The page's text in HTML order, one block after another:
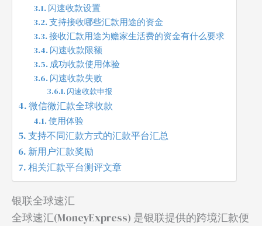
闪速收款设置
支持接收哪些汇款用途的资金
接收汇款用途为赡家生活费的资金有什么要求
闪速收款限额
成功收款使用体验
闪速收款失败
闪速收款申报
微信微汇款全球收款
使用体验
支持不同汇款方式的汇款平台汇总
新用户汇款奖励
相关汇款平台测评文章
银联全球速汇
全球速汇(MoneyExpress) 是银联提供的跨境汇款便